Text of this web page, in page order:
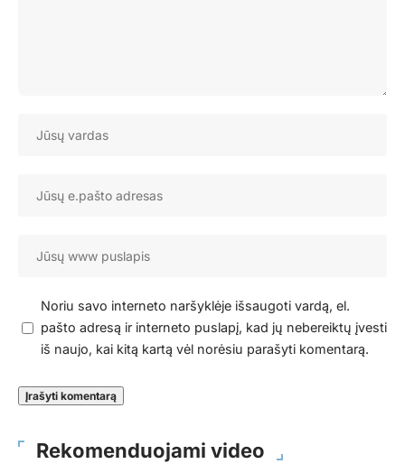
Noriu savo interneto naršyklėje išsaugoti vardą, el.
pašto adresą ir interneto puslapį, kad jų nebereiktų įvesti
iš naujo, kai kitą kartą vėl norėsiu parašyti komentarą.
Rekomenduojami video